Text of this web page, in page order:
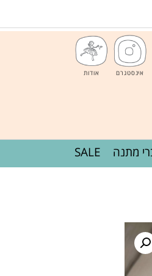
אינסטגרם אודות
מתנה SALE